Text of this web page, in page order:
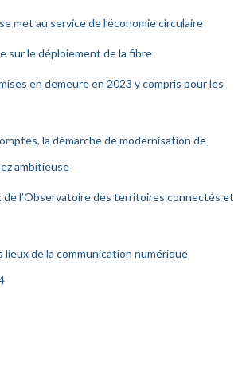
met au service de l’économie circulaire
sur le déploiement de la fibre
en demeure en 2023 y compris pour les
la démarche de modernisation de
ambitieuse
de l’Observatoire des territoires connectés et
lieux de la communication numérique